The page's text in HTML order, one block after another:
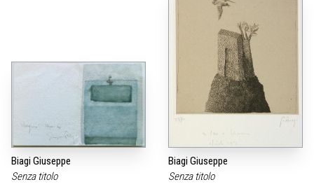
Biagi Giuseppe
Senza titolo
Biagi Giuseppe
Senza titolo